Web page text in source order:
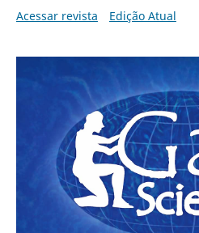
Acessar revista
Edição Atual